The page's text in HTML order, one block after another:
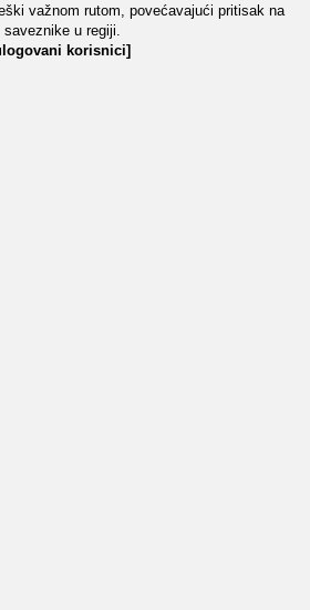
važnom rutom, povećavajući pritisak na
u regiji.
korisnici]